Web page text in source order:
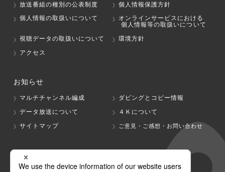
放送番組の種別の公表制度
個人情報保護方針
個人情報の取扱いについて
オンラインサービスにおける
個人情報等の取扱いについて
視聴データの取扱いについて
環境方針
アクセス
お知らせ
マルチチャンネル編成
ダビングとコピー情報
データ放送について
４Ｋについて
サイトマップ
ご意見・ご感想・お問い合わせ
グループ会社